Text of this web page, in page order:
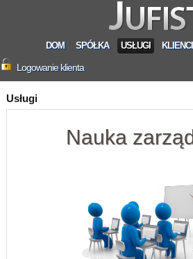
DOM SPÓŁKA USŁUGI KLIENCI
Logowanie klienta
Usługi
Nauka